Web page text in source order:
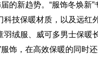
的新趋势。“服饰冬焕
技保暖材质，以及远红
绒服、威可多男士保暖
饰，在高效保暖的同时